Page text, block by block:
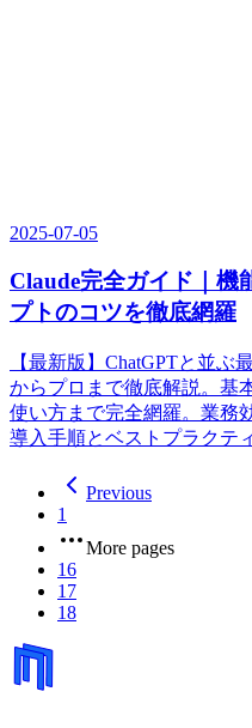
2025-07-05
Claude完全ガイド｜機
プトのコツを徹底網羅
【最新版】ChatGPTと並ぶ
からプロまで徹底解説。基
使い方まで完全網羅。業務
導入手順とベストプラクテ
Previous
1
More pages
16
17
18